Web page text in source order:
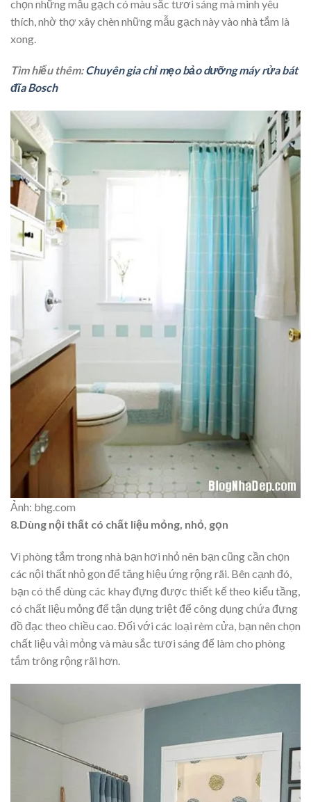
chọn những mẫu gạch có màu sắc tươi sáng mà mình yêu
thích, nhờ thợ xây chèn những mẫu gạch này vào nhà tắm là
xong.
Tìm hiểu thêm:Chuyên gia chỉ mẹo bảo dưỡng máy rửa bát
đĩa Bosch
Ảnh: bhg.com
8.Dùng nội thất có chất liệu mỏng, nhỏ, gọn
Vì phòng tắm trong nhà bạn hơi nhỏ nên bạn cũng cần chọn
các nội thất nhỏ gọn để tăng hiệu ứng rộng rãi. Bên cạnh đó,
bạn có thể dùng các khay đựng được thiết kế theo kiểu tầng,
có chất liệu mỏng để tận dụng triệt để công dụng chứa đựng
đồ đạc theo chiều cao. Đối với các loại rèm cửa, bạn nên chọn
chất liệu vải mỏng và màu sắc tươi sáng để làm cho phòng
tắm trông rộng rãi hơn.